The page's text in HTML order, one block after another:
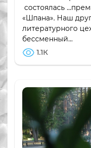
состоялась
«Шпана». Наш
литературного
бессменный...
1.1К